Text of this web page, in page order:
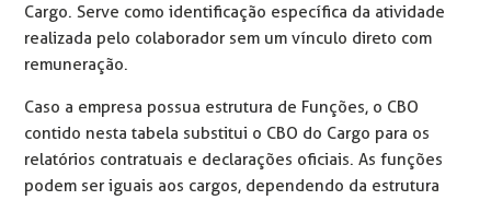
Cargo. Serve como identificação específica da atividade
realizada pelo colaborador sem um vínculo direto com
remuneração.
Caso a empresa possua estrutura de Funções, o CBO
contido nesta tabela substitui o CBO do Cargo para os
relatórios contratuais e declarações oficiais. As funções
podem ser iguais aos cargos, dependendo da estrutura